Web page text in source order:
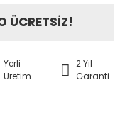
Yerli
Üretim
2 Yıl
Garanti